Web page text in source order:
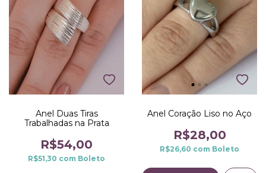
Anel Duas Tiras
Trabalhadas na Prata
R$54,00
R$51,30 com Boleto
Anel Coração Liso no Aço
R$28,00
R$26,60 com Boleto